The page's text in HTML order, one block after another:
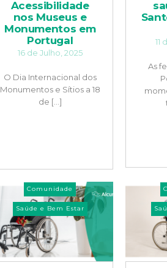
Acessibilidade
nos Museus e
Monumentos em
Portugal
16 de Julho, 2025
O Dia Internacional dos
Monumentos e Sítios a 18
de [...]
11
As
Comunidade
Saúde e Bem Estar